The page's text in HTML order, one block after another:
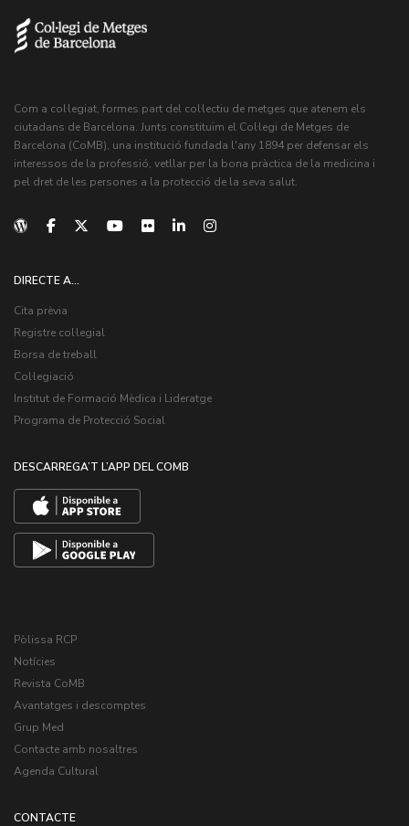
Com a col·legiat, formes part del col·lectiu de metges que atenem els
ciutadans de Barcelona. Junts constituïm el Col·legi de Metges de
Barcelona (CoMB), una institució fundada l'any 1894 per defensar els
interessos de la professió, vetllar per la bona pràctica de la medicina i
pel dret de les persones a la protecció de la seva salut.
DIRECTE A...
Cita prèvia
Registre col·legial
Borsa de treball
Col·legiació
Institut de Formació Mèdica i Lideratge
Programa de Protecció Social
DESCARREGA’T L’APP DEL COMB
Pòlissa RCP
Notícies
Revista CoMB
Avantatges i descomptes
Grup Med
Contacte amb nosaltres
Agenda Cultural
CONTACTE